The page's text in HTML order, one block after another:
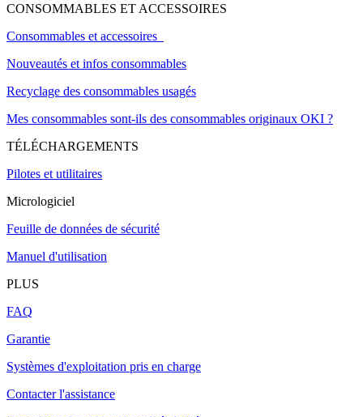
CONSOMMABLES ET ACCESSOIRES
Consommables et accessoires
Nouveautés et infos consommables
Recyclage des consommables usagés
Mes consommables sont-ils des consommables originaux OKI ?
TÉLÉCHARGEMENTS
Pilotes et utilitaires
Micrologiciel
Feuille de données de sécurité
Manuel d'utilisation
PLUS
FAQ
Garantie
Systèmes d'exploitation pris en charge
Contacter l'assistance